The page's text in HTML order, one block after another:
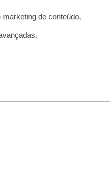
de conteúdo,